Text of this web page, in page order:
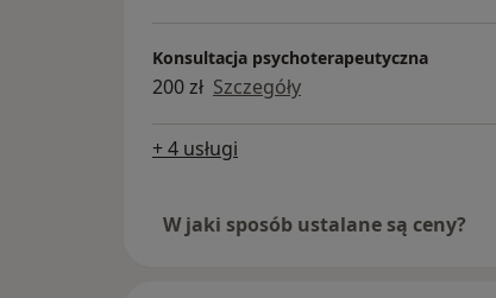
Konsultacja psychoterapeutyczna
200 zł Szczegóły
+ 4 usługi
W jaki sposób ustalane są ceny?